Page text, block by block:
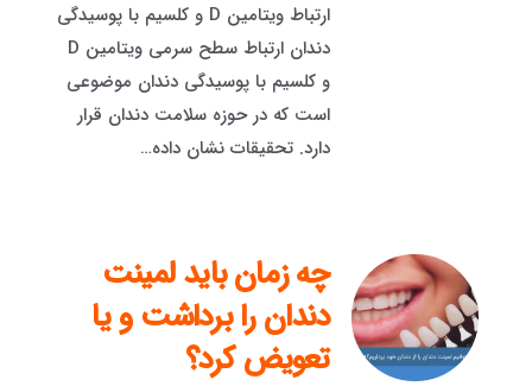
ارتباط ویتامین D و کلسیم با پوسیدگی
دندان ارتباط سطح سرمی ویتامین D
و کلسیم با پوسیدگی دندان موضوعی
است که در حوزه سلامت دندان قرار
دارد. تحقیقات نشان داده…
چه زمان باید لمینت
دندان را برداشت و یا
تعویض کرد؟